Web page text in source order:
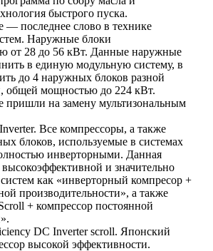
быстрого пуска.
— последнее слово в технике
Наружные блоки
от 28 до 56 кВт. Данные наружные
в единую модульную систему, в
до 4 наружных блоков разной
общей мощностью до 224 кВт.
пришли на замену мультизональным
Все компрессоры, а также
блоков, используемые в системах
инверторными. Данная
высокоэффективной и значительно
как «инверторный компресор +
производительности», а также
+ компрессор постоянной
DC Inverter scroll. Японский
высокой эффективности.